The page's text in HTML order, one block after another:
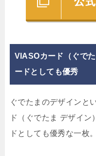
VIASOカード（ぐで
ードとしても優秀
ぐでたまのデザインと
ド（ぐでたま デザイ
ドとしても優秀な一枚。